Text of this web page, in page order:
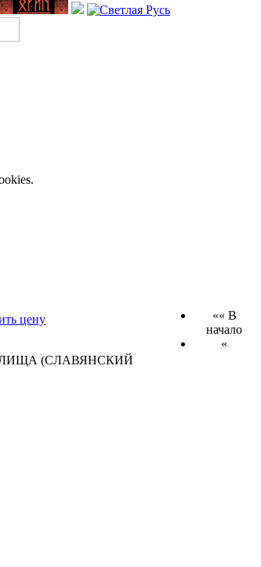
цену
(СЛАВЯНСКИЙ
«« В
начало
«